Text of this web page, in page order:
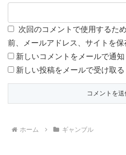
次回のコメントで使用するた
前、メールアドレス、サイトを保
新しいコメントをメールで通知
新しい投稿をメールで受け取る
ホーム ギャンブル